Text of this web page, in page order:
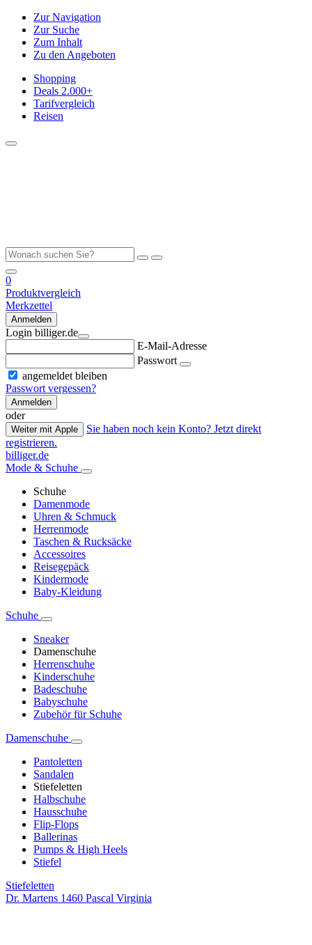
Zur Navigation
Zur Suche
Zum Inhalt
Zu den Angeboten
Shopping
Deals 2.000+
Tarifvergleich
Reisen
0
Produktvergleich
Merkzettel
Anmelden
Login billiger.de
E-Mail-Adresse
Passwort
angemeldet bleiben
Passwort vergessen?
Anmelden
oder
Weiter mit Apple
Sie haben noch kein Konto? Jetzt direkt
registrieren.
billiger.de
Mode & Schuhe
Schuhe
Damenmode
Uhren & Schmuck
Herrenmode
Taschen & Rucksäcke
Accessoires
Reisegepäck
Kindermode
Baby-Kleidung
Schuhe
Sneaker
Damenschuhe
Herrenschuhe
Kinderschuhe
Badeschuhe
Babyschuhe
Zubehör für Schuhe
Damenschuhe
Pantoletten
Sandalen
Stiefeletten
Halbschuhe
Hausschuhe
Flip-Flops
Ballerinas
Pumps & High Heels
Stiefel
Stiefeletten
Dr. Martens 1460 Pascal Virginia